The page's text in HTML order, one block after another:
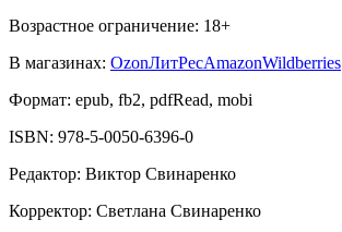
Возрастное ограничение: 18+
В магазинах: OzonЛитРесAmazonWildberries
Формат: epub, fb2, pdfRead, mobi
ISBN: 978-5-0050-6396-0
Редактор: Виктор Свинаренко
Корректор: Светлана Свинаренко